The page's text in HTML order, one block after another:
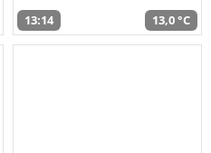
13:14 13,0 °C